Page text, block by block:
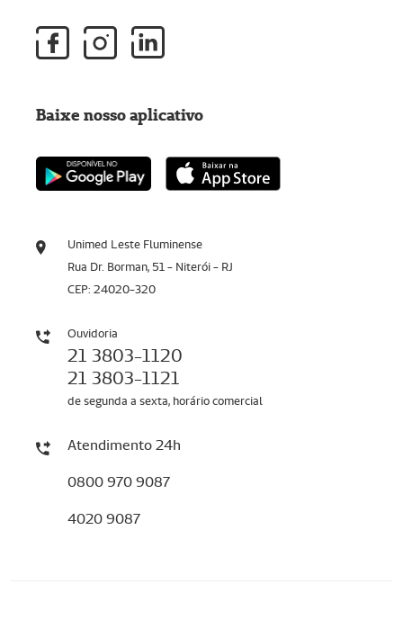
Unimed Leste Fluminense
Rua Dr. Borman, 51 - Niterói - RJ
CEP: 24020-320
Ouvidoria
21 3803-1120
21 3803-1121
de segunda a sexta, horário comercial
Atendimento 24h
0800 970 9087
4020 9087
Baixe nosso aplicativo